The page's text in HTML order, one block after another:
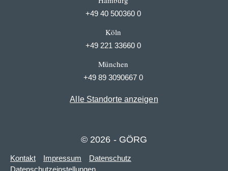
+49 40 500360 0
Köln
+49 221 33660 0
München
+49 89 3090667 0
Alle Standorte anzeigen
© 2026 - GÖRG
Kontakt Impressum
Datenschutz
Datenschutzeinstellungen